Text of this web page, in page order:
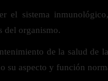
el sistema
del organismo.
de la salud de
su aspecto y función